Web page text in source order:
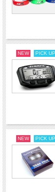
NEW PICK UP
NEW PICK UP